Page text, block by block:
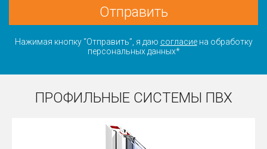
Отправить
Нажимая кнопку “Отправить”, я даю согласиена обработку
персональных данных*
ПРОФИЛЬНЫЕ СИСТЕМЫ ПВХ